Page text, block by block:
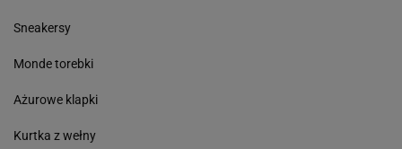
Sneakersy
Monde torebki
Ażurowe klapki
Kurtka z wełny